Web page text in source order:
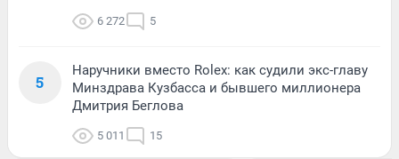
6 272 5
5
Наручники вместо Rolex: как судили экс-главу
Минздрава Кузбасса и бывшего миллионера
Дмитрия Беглова
5 011 15